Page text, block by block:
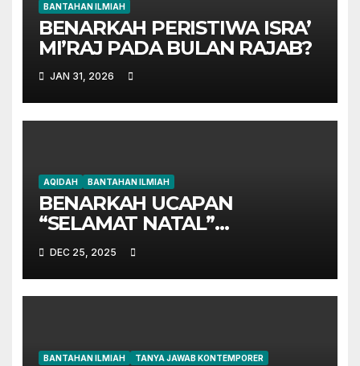
BANTAHAN ILMIAH
BENARKAH PERISTIWA ISRA’
MI’RAJ PADA BULAN RAJAB?
JAN 31, 2026
AQIDAH BANTAHAN ILMIAH
BENARKAH UCAPAN
“SELAMAT NATAL”
DIAJARKAN DALAM AL-
QURAN?
DEC 25, 2025
BANTAHAN ILMIAH TANYA JAWAB KONTEMPORER